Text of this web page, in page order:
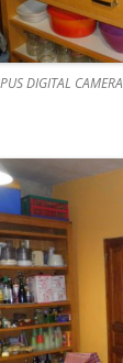
DIGITAL CAMERA